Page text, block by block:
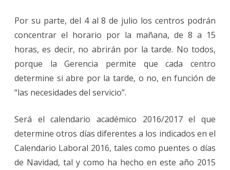
Por su parte, del 4 al 8 de julio los centros podrán
concentrar el horario por la mañana, de 8 a 15
horas, es decir, no abrirán por la tarde. No todos,
porque la Gerencia permite que cada centro
determine si abre por la tarde, o no, en función de
“las necesidades del servicio”.
Será el calendario académico 2016/2017 el que
determine otros días diferentes a los indicados en el
Calendario Laboral 2016, tales como puentes o días
de Navidad, tal y como ha hecho en este año 2015